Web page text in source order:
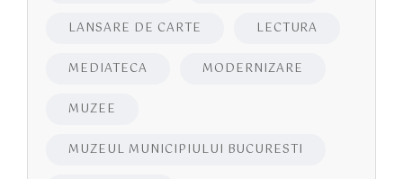
LANSARE DE CARTE LECTURA
MEDIATECA MODERNIZARE
MUZEE
MUZEUL MUNICIPIULUI BUCURESTI